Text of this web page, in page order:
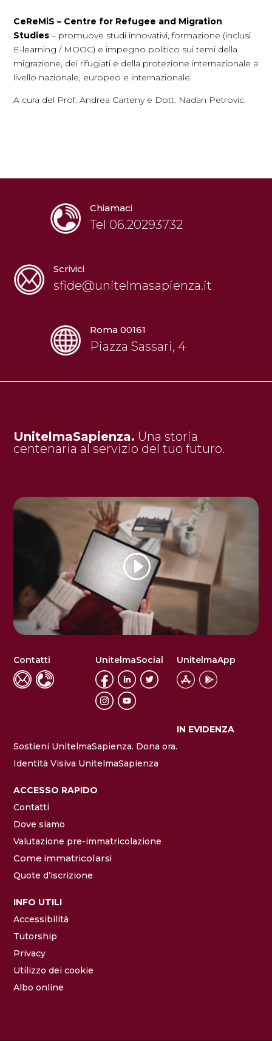
CeReMiS – Centre for Refugee and Migration
Studies – promuove studi innovativi, formazione (inclusi
E-learning / MOOC) e impegno politico sui temi della
migrazione, dei rifugiati e della protezione internazionale a
livello nazionale, europeo e internazionale.
A cura del Prof. Andrea Carteny e Dott. Nadan Petrovic.
Chiamaci
Tel 06.20293732
Scrivici
sfide@unitelmasapienza.it
Roma 00161
Piazza Sassari, 4
UnitelmaSapienza. Una storia
centenaria al servizio del tuo futuro.
Contatti UnitelmaSocial UnitelmaApp
IN EVIDENZA
Sostieni UnitelmaSapienza. Dona ora.
Identità Visiva UnitelmaSapienza
ACCESSO RAPIDO
Contatti
Dove siamo
Valutazione pre-immatricolazione
Come immatricolarsi
Quote d’iscrizione
INFO UTILI
Accessibilità
Tutorship
Privacy
Utilizzo dei cookie
Albo online